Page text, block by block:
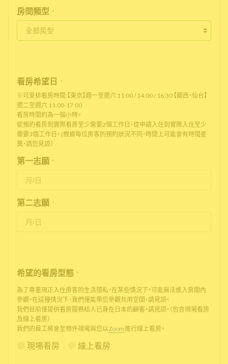
房間類型 *
看房希望日
*
※可安排看房時間:【東京】週一至週六 11:00 / 14:00 / 16:30 【關西・仙台】
週二至週六 11:00-17:00
看房時間約為一個小時。
從預約看房到實際看房至少需要2個工作日，從申請入住到實際入住至少
需要3個工作日。 (根據每位房客的預約狀況不同，時間上可能會有時間差
異，請您見諒）
第一志願 *
第二志願 *
希望的看房型態 *
為了尊重現正入住房客的生活隱私，在某些情況下，可能無法進入房間內
參觀。在這種情況下，我們僅能帶您參觀共用空間，請見諒。
我們目前僅提供看房服務給人已身在日本的顧客，請見諒。（包含現場看房
及線上看房）
我們的員工將會至物件現場與您以Zoom進行線上看房。
現場看房 線上看房